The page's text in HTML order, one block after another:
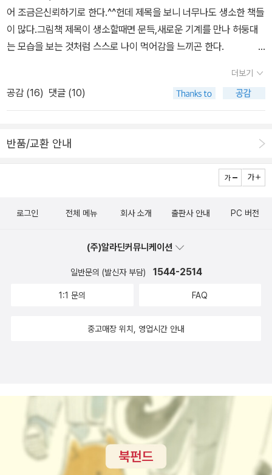
어 조금은신뢰하기로 한다.^^헌데 제목을 보니 너무나도 생소한 책들
이 많다.그림책 제목이 생소할때면 문득,새로운 기계를 만나 허둥대
는 모습을 보는 것처럼 스스로 나이 먹어감을 느끼곤 한다.
석>이란 후쿠다 이와오의 그림책 한 권과,<내 손 공감하기>의 림 에
밀리의 그림책 한 권은 검색이 되지 않고 이상 23권의 추천 목록 그림
책을 나열하였다.살펴보니 이중 한 6,7권 정도의 그림책만 읽힌 듯하
다른 좋은 그림책들이 얼마나 많은데~~ 하면서도 책의 제목만 읽을
마음이 확 달라진다.여기서도 귀가 얇은 성격이 표나는 듯!책이 궁금
더보기
공감 (16) 댓글 (10)
반품/교환 안내
로그인 전체 메뉴 회사 소개 출판사 안내 PC 버전
(주)알라딘커뮤니케이션
일반문의 (발신자 부담) 1544-2514
1:1 문의 FAQ
중고매장 위치, 영업시간 안내